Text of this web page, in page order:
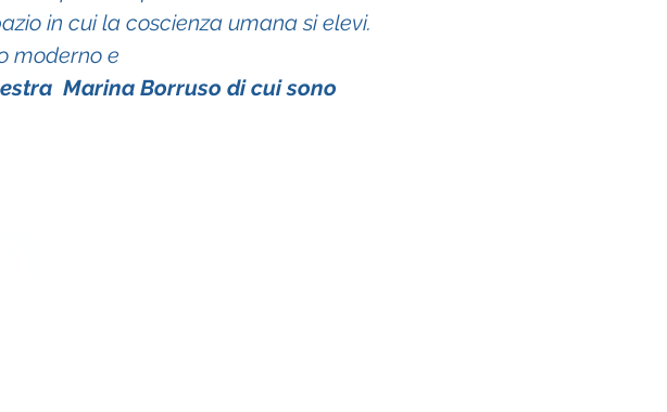
in cui la coscienza umana si elevi.
moderno e
Marina Borruso di cui sono